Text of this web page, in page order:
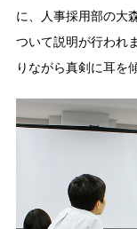
に、人事採用部の大
ついて説明が行われ
りながら真剣に耳を